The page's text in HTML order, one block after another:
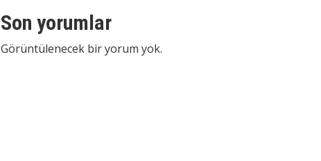
Son yorumlar
Görüntülenecek bir yorum yok.